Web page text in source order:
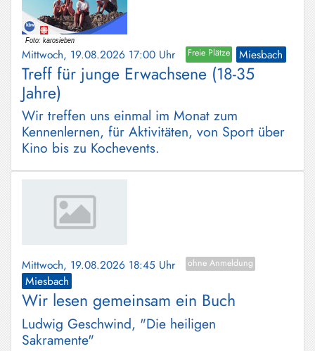
Mittwoch, 19.08.2026 17:00 Uhr Freie Plätze Miesbach
Treff für junge Erwachsene (18-35
Jahre)
Wir treffen uns einmal im Monat zum
Kennenlernen, für Aktivitäten, von Sport über
Kino bis zu Kochevents.
Mittwoch, 19.08.2026 18:45 Uhr ohne Anmeldung
Miesbach
Wir lesen gemeinsam ein Buch
Ludwig Geschwind, "Die heiligen
Sakramente"